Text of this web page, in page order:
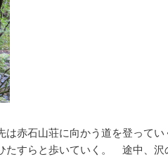
赤石山荘に向かう道を登って
たすらと歩いていく。 途中、沢